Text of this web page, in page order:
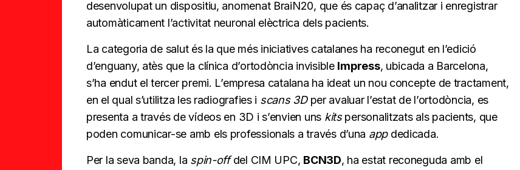
desenvolupat un dispositiu, anomenat BraiN20, que és capaç d’analitzar i enregistrar
automàticament l’activitat neuronal elèctrica dels pacients.
La categoria de salut és la que més iniciatives catalanes ha reconegut en l’edició
d’enguany, atès que la clínica d’ortodòncia invisible Impress, ubicada a Barcelona,
s’ha endut el tercer premi. L’empresa catalana ha ideat un nou concepte de tractament,
en el qual s’utilitza les radiografies i scans 3Dper avaluar l’estat de l’ortodòncia, es
presenta a través de vídeos en 3D i s’envien uns kitspersonalitzats als pacients, que
poden comunicar-se amb els professionals a través d’una appdedicada.
Per la seva banda, la spin-offdel CIM UPC, BCN3D, ha estat reconeguda amb el